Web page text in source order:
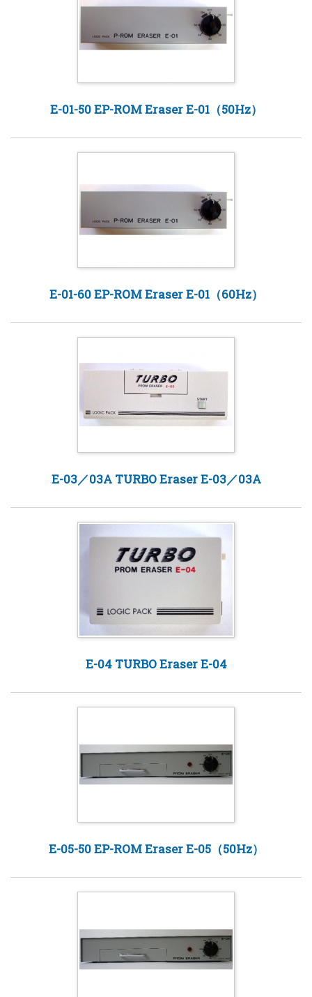
E-01-50 EP-ROM Eraser E-01（50Hz）
E-01-60 EP-ROM Eraser E-01（60Hz）
E-03／03A TURBO Eraser E-03／03A
E-04 TURBO Eraser E-04
E-05-50 EP-ROM Eraser E-05（50Hz）